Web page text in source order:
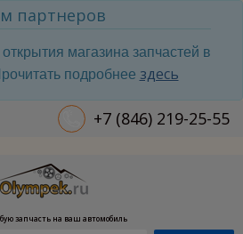
партнеров
магазина запчастей в
подробнее здесь
+7 (846) 219-25-55
запчасть на ваш автомобиль